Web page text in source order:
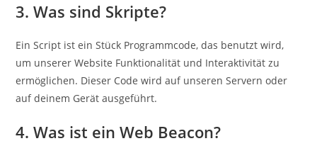
3. Was sind Skripte?
Ein Script ist ein Stück Programmcode, das benutzt wird,
um unserer Website Funktionalität und Interaktivität zu
ermöglichen. Dieser Code wird auf unseren Servern oder
auf deinem Gerät ausgeführt.
4. Was ist ein Web Beacon?